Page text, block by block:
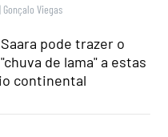
| Gonçalo Viegas
pode trazer o
de lama" a estas
continental